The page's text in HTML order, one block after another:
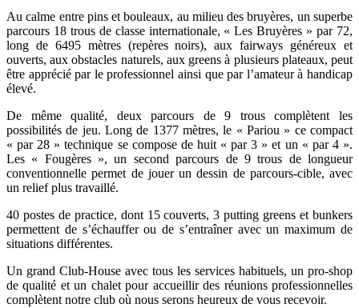
Au calme entre pins et bouleaux, au milieu des bruyères, un superbe
parcours 18 trous de classe internationale, « Les Bruyères » par 72,
long de 6495 mètres (repères noirs), aux fairways généreux et
ouverts, aux obstacles naturels, aux greens à plusieurs plateaux, peut
être apprécié par le professionnel ainsi que par l’amateur à handicap
élevé.
De même qualité, deux parcours de 9 trous complètent les
possibilités de jeu. Long de 1377 mètres, le « Pariou » ce compact
« par 28 » technique se compose de huit « par 3 » et un « par 4 ».
Les « Fougères », un second parcours de 9 trous de longueur
conventionnelle permet de jouer un dessin de parcours-cible, avec
un relief plus travaillé.
40 postes de practice, dont 15 couverts, 3 putting greens et bunkers
permettent de s’échauffer ou de s’entraîner avec un maximum de
situations différentes.
Un grand Club-House avec tous les services habituels, un pro-shop
de qualité et un chalet pour accueillir des réunions professionnelles
complètent notre club où nous serons heureux de vous recevoir.